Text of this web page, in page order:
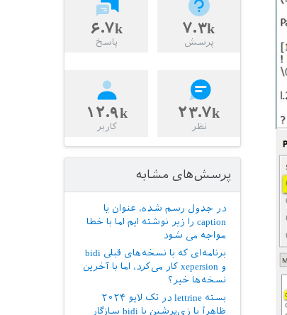
۷.۳k
پرسش
۶.۷k
پاسخ
۲۳.۷k
نظر
۱۲.۹k
کاربر
پرسش‌های مشابه
در جدول رسم شده، عنوان یا
caption را زیر نوشته ایم اما با خطا
مواجه می شود
برنامه‌ای که با نسخه‌های قبلی bidi
و xepersion کار می‌کرد، اما با آخرین
نسخه‌ها خیر؟
بسته lettrine در تک لایو ۲۰۲۴
ظاهراً با زی‌پرشین یا ‌bidi سازگار